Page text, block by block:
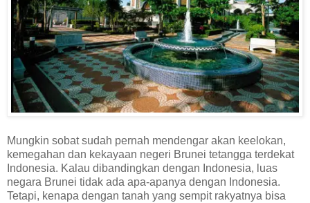
Mungkin sobat sudah pernah mendengar akan keelokan,
kemegahan dan kekayaan negeri Brunei tetangga terdekat
Indonesia. Kalau dibandingkan dengan Indonesia, luas
negara Brunei tidak ada apa-apanya dengan Indonesia.
Tetapi, kenapa dengan tanah yang sempit rakyatnya bisa